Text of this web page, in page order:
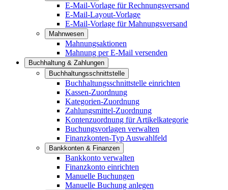
E-Mail-Vorlage für Rechnungsversand
E-Mail-Layout-Vorlage
E-Mail-Vorlage für Mahnungsversand
Mahnwesen
Mahnungsaktionen
Mahnung per E-Mail versenden
Buchhaltung & Zahlungen
Buchhaltungsschnittstelle
Buchhaltungsschnittstelle einrichten
Kassen-Zuordnung
Kategorien-Zuordnung
Zahlungsmittel-Zuordnung
Kontenzuordnung für Artikelkategorie
Buchungsvorlagen verwalten
Finanzkonten-Typ Auswahlfeld
Bankkonten & Finanzen
Bankkonto verwalten
Finanzkonto einrichten
Manuelle Buchungen
Manuelle Buchung anlegen